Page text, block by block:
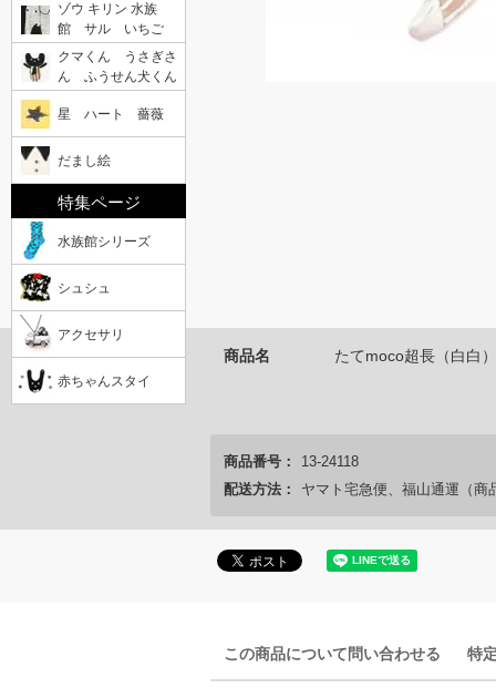
ゾウ キリン 水族
館 サル いちご
クマくん うさぎさ
ん ふうせん犬くん
星 ハート 薔薇
だまし絵
特集ページ
水族館シリーズ
シュシュ
アクセサリ
赤ちゃんスタイ
商品名 たてmoco超長（白白
商品番号：
13-24118
配送方法：
ヤマト宅急便、福山通運（商
この商品について問い合わせる 特